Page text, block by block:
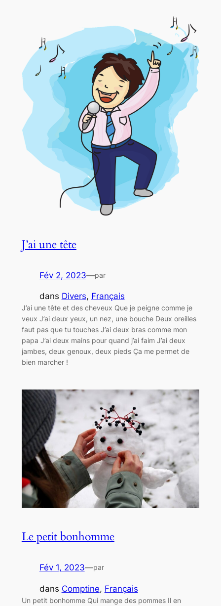
J’ai une tête
Fév 2, 2023—par
dans Divers, Français
J’ai une tête et des cheveux Que je peigne comme je
veux J’ai deux yeux, un nez, une bouche Deux oreilles
faut pas que tu touches J’ai deux bras comme mon
papa J’ai deux mains pour quand j’ai faim J’ai deux
jambes, deux genoux, deux pieds Ça me permet de
bien marcher !
Le petit bonhomme
Fév 1, 2023—par
dans Comptine, Français
Un petit bonhomme Qui mange des pommes Il en